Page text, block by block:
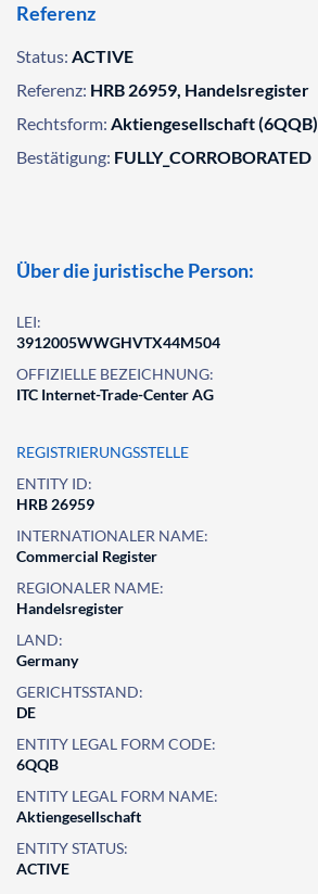
Referenz
Status: ACTIVE
Referenz: HRB 26959, Handelsregister
Rechtsform: Aktiengesellschaft (6QQB)
Bestätigung: FULLY_CORROBORATED
Über die juristische Person:
LEI:
3912005WWGHVTX44M504
OFFIZIELLE BEZEICHNUNG:
ITC Internet-Trade-Center AG
REGISTRIERUNGSSTELLE
ENTITY ID:
HRB 26959
INTERNATIONALER NAME:
Commercial Register
REGIONALER NAME:
Handelsregister
LAND:
Germany
GERICHTSSTAND:
DE
ENTITY LEGAL FORM CODE:
6QQB
ENTITY LEGAL FORM NAME:
Aktiengesellschaft
ENTITY STATUS:
ACTIVE